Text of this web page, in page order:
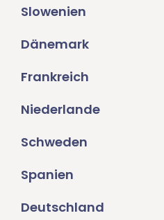
Slowenien
Dänemark
Frankreich
Niederlande
Schweden
Spanien
Deutschland